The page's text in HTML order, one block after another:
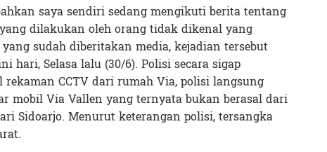
saya sendiri sedang mengikuti berita tentang
dilakukan oleh orang tidak dikenal yang
sudah diberitakan media, kejadian tersebut
hari, Selasa lalu (30/6). Polisi secara sigap
CCTV dari rumah Via, polisi langsung
mobil Via Vallen yang ternyata bukan berasal dari
Sidoarjo. Menurut keterangan polisi, tersangka